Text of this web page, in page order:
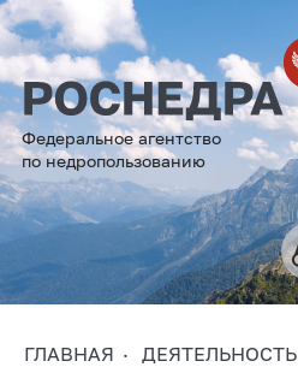
Федеральное агентство
по недропользованию
ГЛАВНАЯ
ДЕЯТЕЛЬНОСТЬ